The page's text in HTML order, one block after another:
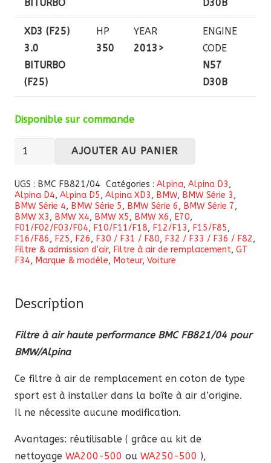
BITURBO
D30B
XD3 (F25)
3.0
BITURBO
(F25)
HP
350
YEAR
2013>
ENGINE
CODE
N57
D30B
Disponible sur commande
quantité
Filtre
à
air
haute
performance
BMC
pour
BMW/Alpina
AJOUTER AU PANIER
UGS : BMC FB821/04 Catégories : Alpina, Alpina D3,
Alpina D4, Alpina D5, Alpina XD3, BMW, BMW Série 3,
BMW Série 4, BMW Série 5, BMW Série 6, BMW Série 7,
BMW X3, BMW X4, BMW X5, BMW X6, E70,
F01/F02/F03/F04, F10/F11/F18, F12/F13, F15/F85,
F16/F86, F25, F26, F30 / F31 / F80, F32 / F33 / F36 / F82,
Filtre & admission d'air, Filtre à air de remplacement, GT
F34, Marque & modèle, Moteur, Voiture
Description
Filtre à air haute performance BMC FB821/04 pour
BMW/Alpina
Ce filtre à air de remplacement en coton de type
sport est à installer dans la boîte à air d’origine.
Il ne nécessite aucune modification.
Avantages: réutilisable ( grâce au kit de
nettoyage WA200-500 ou WA250-500 ),